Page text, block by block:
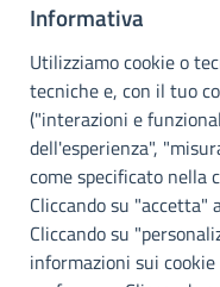
Palermo
Info e contatti
Città Metropoliitana di
Via Maqueda, 100 - 90134
Cod. Fisc. 80021470820
PEC:
I nostri canali
Informativa
Utilizziamo cookie o
tecniche e, con il tuo
("interazioni e
dell'esperienza",
come specificato nella
Cliccando su "accetta"
Cliccando su
informazioni sui